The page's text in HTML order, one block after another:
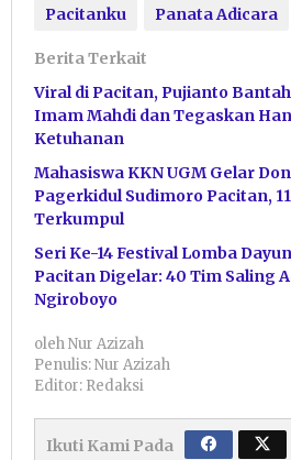
Pacitanku
Panata Adicara
Berita Terkait
Viral di Pacitan, Pujianto
Imam Mahdi dan Tegaskan
Ketuhanan
Mahasiswa KKN UGM Gelar
Pagerkidul Sudimoro Pacitan,
Terkumpul
Seri Ke-14 Festival Lomba
Pacitan Digelar: 40 Tim Saling
Ngiroboyo
olehNur Azizah
Penulis: Nur Azizah
Editor: Redaksi
Ikuti Kami Pada